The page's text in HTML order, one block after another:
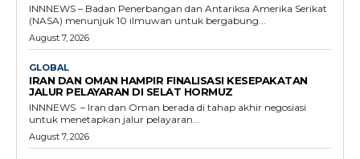
INNNEWS – Badan Penerbangan dan Antariksa Amerika Serikat
(NASA) menunjuk 10 ilmuwan untuk bergabung...
August 7, 2026
GLOBAL
IRAN DAN OMAN HAMPIR FINALISASI KESEPAKATAN
JALUR PELAYARAN DI SELAT HORMUZ
INNNEWS – Iran dan Oman berada di tahap akhir negosiasi
untuk menetapkan jalur pelayaran...
August 7, 2026